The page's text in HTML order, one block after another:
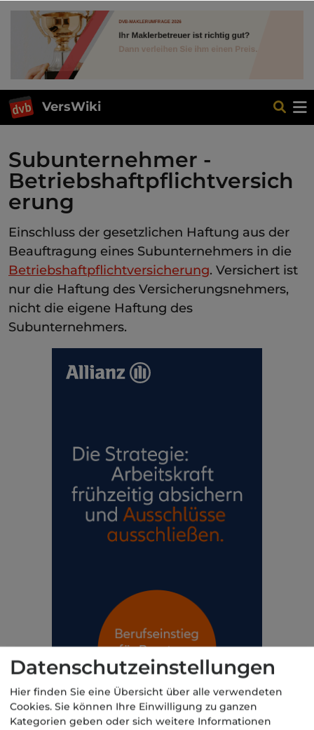
VersWiki
Subunternehmer -
Betriebshaftpflichtversich
erung
Einschluss der gesetzlichen Haftung aus der
Beauftragung eines Subunternehmers in die
Betriebshaftpflichtversicherung. Versichert ist
nur die Haftung des Versicherungsnehmers,
nicht die eigene Haftung des
Subunternehmers.
Datenschutzeinstellungen
Hier finden Sie eine Übersicht über alle verwendeten
Cookies. Sie können Ihre Einwilligung zu ganzen
Kategorien geben oder sich weitere Informationen